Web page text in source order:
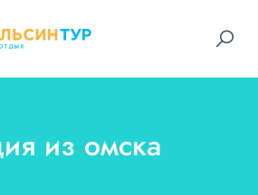
из омска